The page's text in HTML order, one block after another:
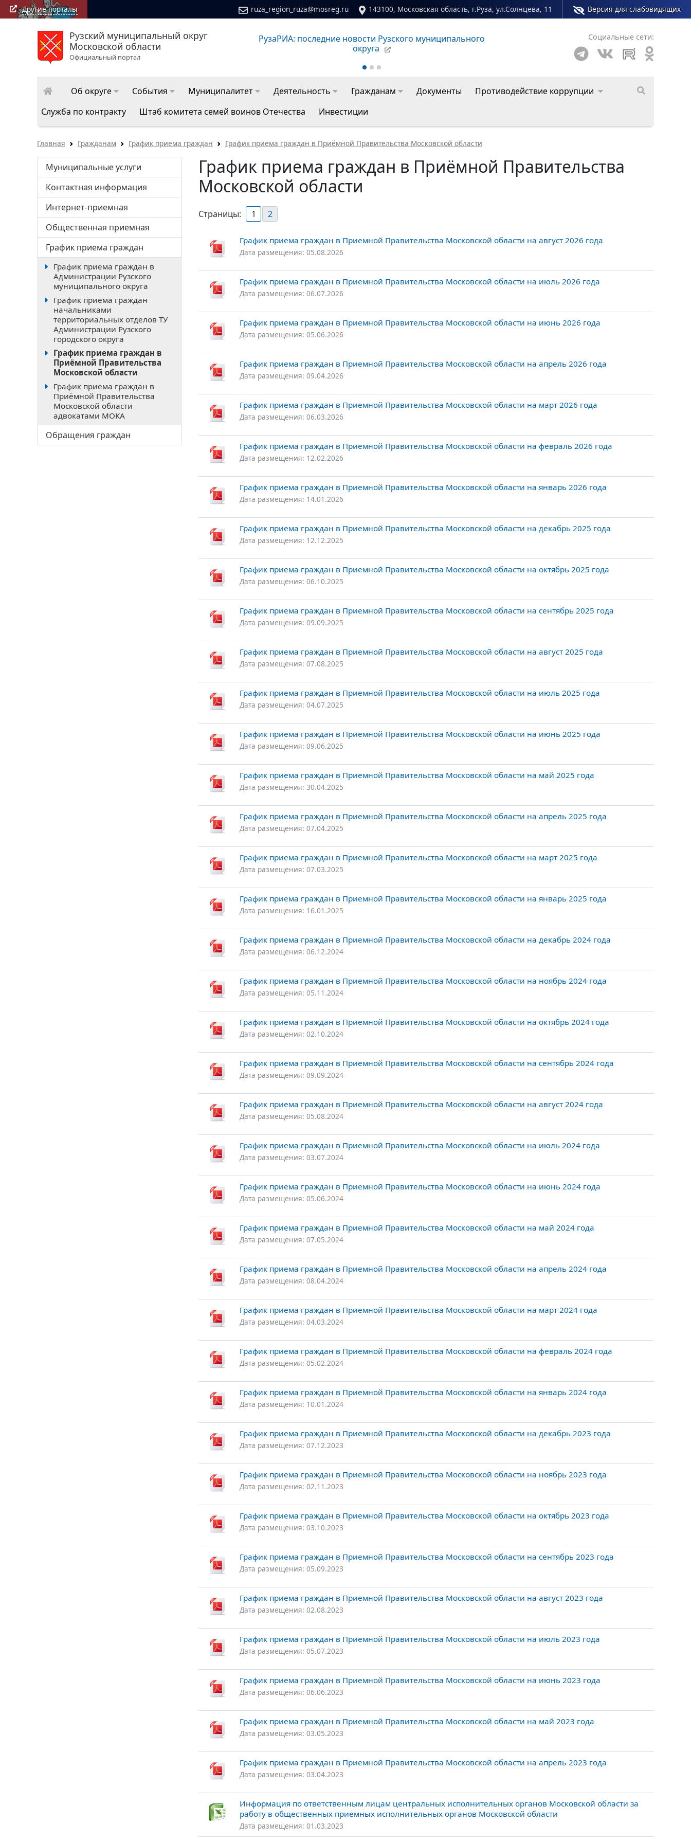
Другие порталы ruza_region_ruza@mosreg.ru 143100, Московская область, г.Руза, ул.Солнцева, 11 Версия для слабовидящих
Рузский муниципальный округ
Московской области
Официальный портал
РузаРИА: последние новости Рузского муниципального
округа
Сайт молодежного центра Рузского муниципального округа Социальные сети:
Об округе События Муниципалитет Деятельность Гражданам Документы
Противодействие коррупции
Служба по контракту
Штаб комитета семей воинов Отечества Инвестиции
Главная Гражданам График приема граждан График приема граждан в Приёмной Правительства Московской области
Муниципальные услуги
Контактная информация
Интернет-приемная
Общественная приемная
График приема граждан
График приема граждан в
Администрации Рузского
муниципального округа
График приема граждан
начальниками
территориальных отделов ТУ
Администрации Рузского
городского округа
График приема граждан в
Приёмной Правительства
Московской области
График приема граждан в
Приёмной Правительства
Московской области
адвокатами МОКА
Обращения граждан
График приема граждан в Приёмной Правительства
Московской области
Страницы: 1 2
График приема граждан в Приемной Правительства Московской области на август 2026 года
Дата размещения: 05.08.2026
График приема граждан в Приемной Правительства Московской области на июль 2026 года
Дата размещения: 06.07.2026
График приема граждан в Приемной Правительства Московской области на июнь 2026 года
Дата размещения: 05.06.2026
График приема граждан в Приемной Правительства Московской области на апрель 2026 года
Дата размещения: 09.04.2026
График приема граждан в Приемной Правительства Московской области на март 2026 года
Дата размещения: 06.03.2026
График приема граждан в Приемной Правительства Московской области на февраль 2026 года
Дата размещения: 12.02.2026
График приема граждан в Приемной Правительства Московской области на январь 2026 года
Дата размещения: 14.01.2026
График приема граждан в Приемной Правительства Московской области на декабрь 2025 года
Дата размещения: 12.12.2025
График приема граждан в Приемной Правительства Московской области на октябрь 2025 года
Дата размещения: 06.10.2025
График приема граждан в Приемной Правительства Московской области на сентябрь 2025 года
Дата размещения: 09.09.2025
График приема граждан в Приемной Правительства Московской области на август 2025 года
Дата размещения: 07.08.2025
График приема граждан в Приемной Правительства Московской области на июль 2025 года
Дата размещения: 04.07.2025
График приема граждан в Приемной Правительства Московской области на июнь 2025 года
Дата размещения: 09.06.2025
График приема граждан в Приемной Правительства Московской области на май 2025 года
Дата размещения: 30.04.2025
График приема граждан в Приемной Правительства Московской области на апрель 2025 года
Дата размещения: 07.04.2025
График приема граждан в Приемной Правительства Московской области на март 2025 года
Дата размещения: 07.03.2025
График приема граждан в Приемной Правительства Московской области на январь 2025 года
Дата размещения: 16.01.2025
График приема граждан в Приемной Правительства Московской области на декабрь 2024 года
Дата размещения: 06.12.2024
График приема граждан в Приемной Правительства Московской области на ноябрь 2024 года
Дата размещения: 05.11.2024
График приема граждан в Приемной Правительства Московской области на октябрь 2024 года
Дата размещения: 02.10.2024
График приема граждан в Приемной Правительства Московской области на сентябрь 2024 года
Дата размещения: 09.09.2024
График приема граждан в Приемной Правительства Московской области на август 2024 года
Дата размещения: 05.08.2024
График приема граждан в Приемной Правительства Московской области на июль 2024 года
Дата размещения: 03.07.2024
График приема граждан в Приемной Правительства Московской области на июнь 2024 года
Дата размещения: 05.06.2024
График приема граждан в Приемной Правительства Московской области на май 2024 года
Дата размещения: 07.05.2024
График приема граждан в Приемной Правительства Московской области на апрель 2024 года
Дата размещения: 08.04.2024
График приема граждан в Приемной Правительства Московской области на март 2024 года
Дата размещения: 04.03.2024
График приема граждан в Приемной Правительства Московской области на февраль 2024 года
Дата размещения: 05.02.2024
График приема граждан в Приемной Правительства Московской области на январь 2024 года
Дата размещения: 10.01.2024
График приема граждан в Приемной Правительства Московской области на декабрь 2023 года
Дата размещения: 07.12.2023
График приема граждан в Приемной Правительства Московской области на ноябрь 2023 года
Дата размещения: 02.11.2023
График приема граждан в Приемной Правительства Московской области на октябрь 2023 года
Дата размещения: 03.10.2023
График приема граждан в Приемной Правительства Московской области на сентябрь 2023 года
Дата размещения: 05.09.2023
График приема граждан в Приемной Правительства Московской области на август 2023 года
Дата размещения: 02.08.2023
График приема граждан в Приемной Правительства Московской области на июль 2023 года
Дата размещения: 05.07.2023
График приема граждан в Приемной Правительства Московской области на июнь 2023 года
Дата размещения: 06.06.2023
График приема граждан в Приемной Правительства Московской области на май 2023 года
Дата размещения: 03.05.2023
График приема граждан в Приемной Правительства Московской области на апрель 2023 года
Дата размещения: 03.04.2023
Информация по ответственным лицам центральных исполнительных органов Московской области за
работу в общественных приемных исполнительных органов Московской области
Дата размещения: 01.03.2023